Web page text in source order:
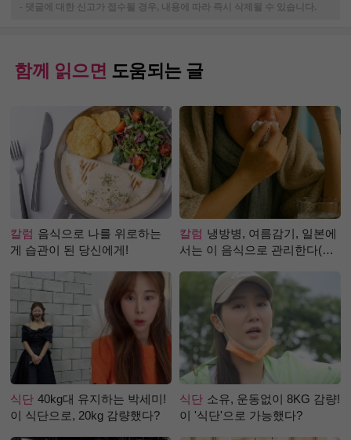
-
댓글에 대한 신고가 접수될 경우, 내용에 따라 즉시 삭제될 수 있습니다.
함께 읽으면 도움되는 글
칼럼 음식으로 나를 위로하는
게 습관이 된 당신에게!
칼럼 냉방병, 여름감기, 일본에
서는 이 음식으로 관리한다(생
식단 40kg대 유지하는 박세미!
이 식단으로, 20kg 감량했다?
식단 소유, 운동없이 8KG 감량!
이 '식단'으로 가능했다?